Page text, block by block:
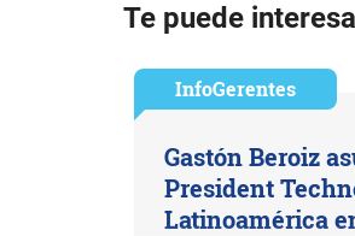
Te puede
InfoGerentes
Gastón Beroiz
President
Latinoamérica